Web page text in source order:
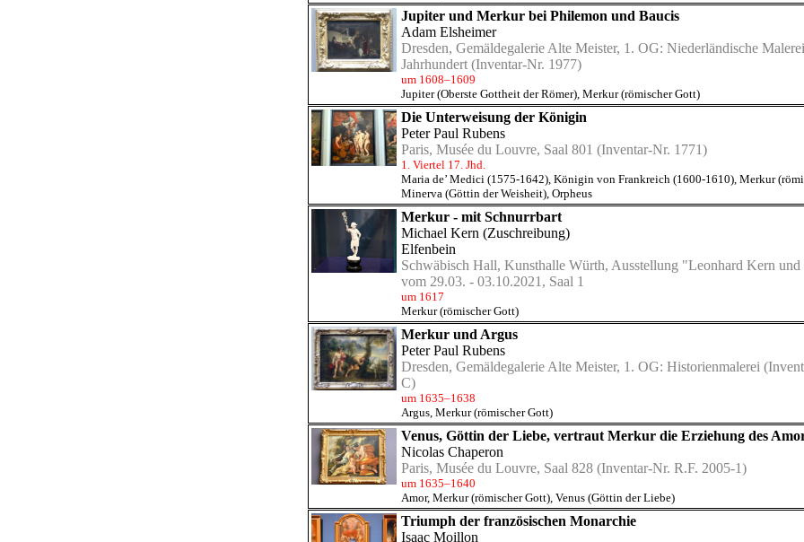
Jupiter und Merkur bei Philemon und Baucis
Adam Elsheimer
Dresden, Gemäldegalerie Alte Meister, 1. OG: Niederländische
Jahrhundert (Inventar-Nr. 1977)
um 1608–1609
Jupiter (Oberste Gottheit der Römer), Merkur (römischer Gott)
Die Unterweisung der Königin
Peter Paul Rubens
Paris, Musée du Louvre, Saal 801 (Inventar-Nr. 1771)
1. Viertel 17. Jhd.
Maria de’ Medici (1575-1642), Königin von Frankreich (1600-1610), Merkur
Minerva (Göttin der Weisheit), Orpheus
Merkur - mit Schnurrbart
Michael Kern (Zuschreibung)
Elfenbein
Schwäbisch Hall, Kunsthalle Würth, Ausstellung "Leonhard Kern und
vom 29.03. - 03.10.2021, Saal 1
um 1617
Merkur (römischer Gott)
Merkur und Argus
Peter Paul Rubens
Dresden, Gemäldegalerie Alte Meister, 1. OG: Historienmalerei
C)
um 1635–1638
Argus, Merkur (römischer Gott)
Venus, Göttin der Liebe, vertraut Merkur die Erziehung des
Nicolas Chaperon
Paris, Musée du Louvre, Saal 828 (Inventar-Nr. R.F. 2005-1)
um 1635–1640
Amor, Merkur (römischer Gott), Venus (Göttin der Liebe)
Triumph der französischen Monarchie
Isaac Moillon